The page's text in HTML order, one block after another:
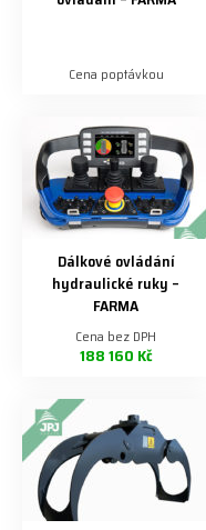
Cena poptávkou
Dálkové ovládání
hydraulické ruky –
FARMA
Cena bez DPH
188 160 Kč